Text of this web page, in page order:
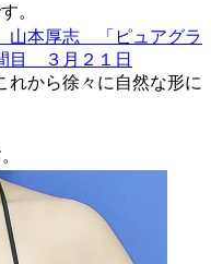
。
れから徐々に自然な形に